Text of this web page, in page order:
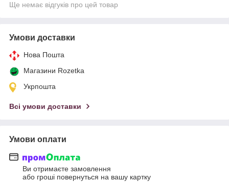
Ще немає відгуків про цей товар
Умови доставки
Нова Пошта
Магазини Rozetka
Укрпошта
Всі умови доставки
Умови оплати
Ви отримаєте замовлення
або гроші повернуться на вашу картку